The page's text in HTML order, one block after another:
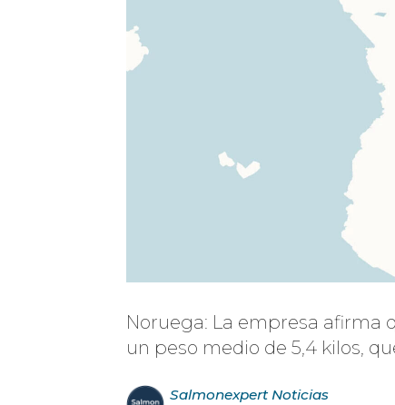
Noruega: La empresa afirma
un peso medio de 5,4 kilos,
Salmonexpert Noticias